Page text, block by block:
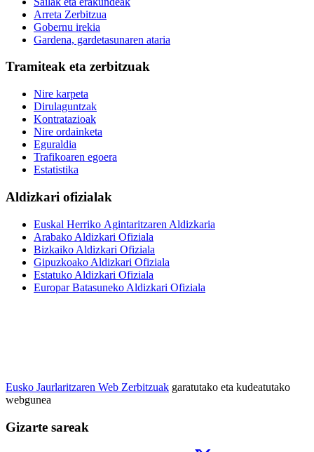
Arreta Zerbitzua
Gobernu irekia
Gardena, gardetasunaren ataria
Tramiteak eta zerbitzuak
Nire karpeta
Dirulaguntzak
Kontratazioak
Nire ordainketa
Eguraldia
Trafikoaren egoera
Estatistika
Aldizkari ofizialak
Euskal Herriko Agintaritzaren Aldizkaria
Arabako Aldizkari Ofiziala
Bizkaiko Aldizkari Ofiziala
Gipuzkoako Aldizkari Ofiziala
Estatuko Aldizkari Ofiziala
Europar Batasuneko Aldizkari Ofiziala
Eusko Jaurlaritzaren Web Zerbitzuak garatutako eta kudeatutako
webgunea
Gizarte sareak